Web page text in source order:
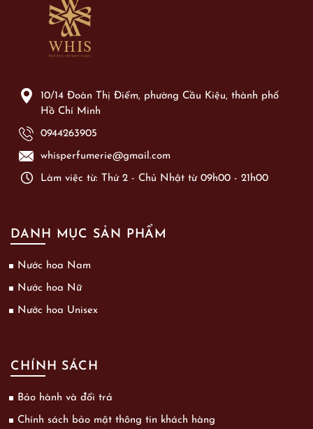
10/14 Đoàn Thị Điểm, phường Cầu Kiệu, thành phố
Hồ Chí Minh
0944263905
whisperfumerie@gmail.com
Làm việc từ: Thứ 2 - Chủ Nhật từ 09h00 - 21h00
DANH MỤC SẢN PHẨM
Nước hoa Nam
Nước hoa Nữ
Nước hoa Unisex
CHÍNH SÁCH
Bảo hành và đổi trả
Chính sách bảo mật thông tin khách hàng